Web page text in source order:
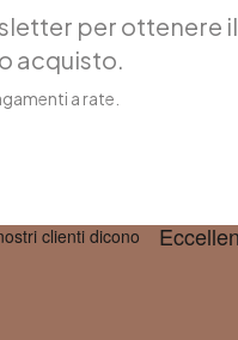
per ottenere
acquisto.
a rate.